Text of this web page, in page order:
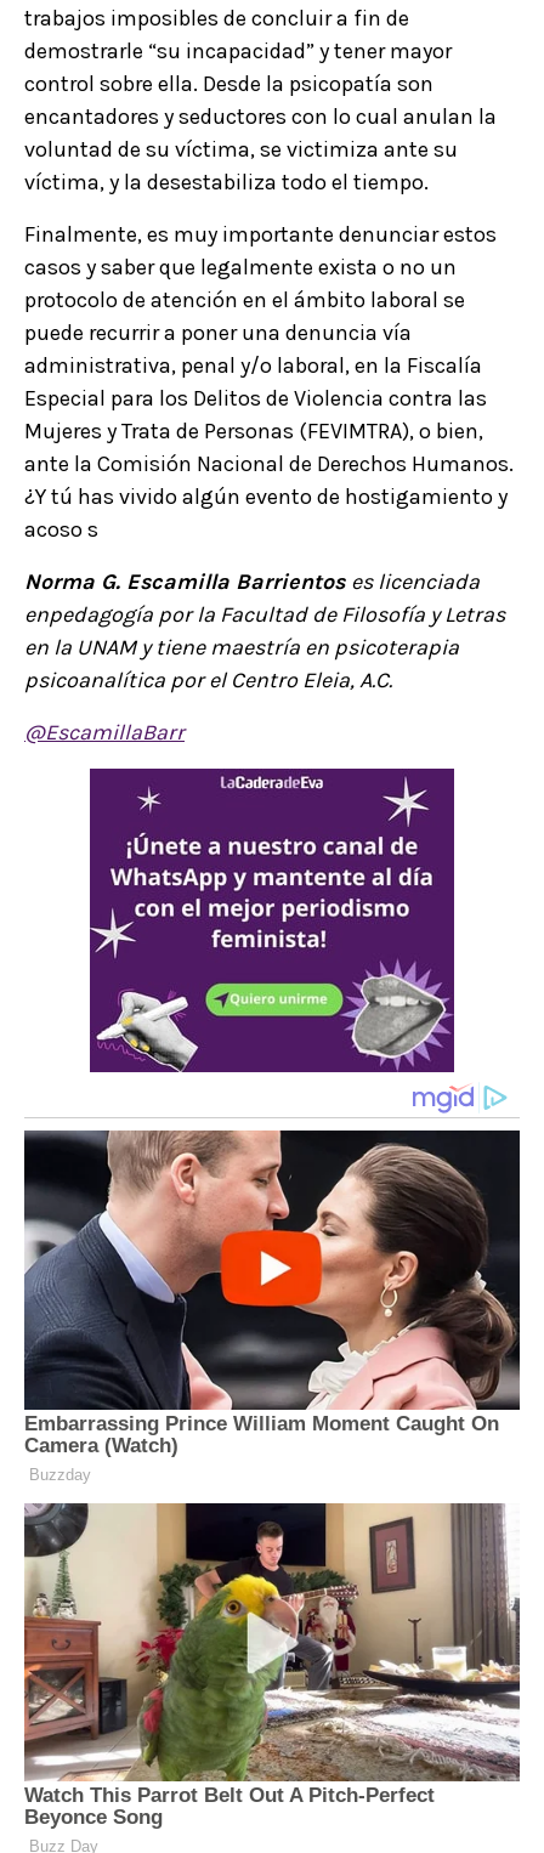
trabajos imposibles de concluir a fin de
demostrarle “su incapacidad” y tener mayor
control sobre ella. Desde la psicopatía son
encantadores y seductores con lo cual anulan la
voluntad de su víctima, se victimiza ante su
víctima, y la desestabiliza todo el tiempo.
Finalmente, es muy importante denunciar estos
casos y saber que legalmente exista o no un
protocolo de atención en el ámbito laboral se
puede recurrir a poner una denuncia vía
administrativa, penal y/o laboral, en la Fiscalía
Especial para los Delitos de Violencia contra las
Mujeres y Trata de Personas (FEVIMTRA), o bien,
ante la Comisión Nacional de Derechos Humanos.
¿Y tú has vivido algún evento de hostigamiento y
acoso s
Norma G. Escamilla Barrientos es licenciada
enpedagogía por la Facultad de Filosofía y Letras
en la UNAM y tiene maestría en psicoterapia
psicoanalítica por el Centro Eleia, A.C.
@EscamillaBarr